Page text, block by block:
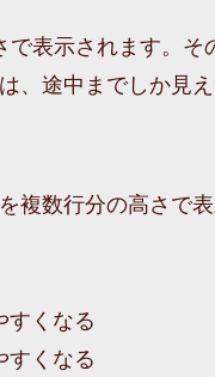
表示されます。
、途中までしか見
複数行分の高さで
すくなる
すくなる